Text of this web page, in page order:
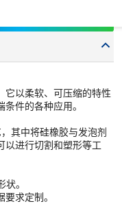
它以柔软、可压缩的特性
件的各种应用。
其中将硅橡胶与发泡剂
以进行切割和塑形等工
。
求定制。